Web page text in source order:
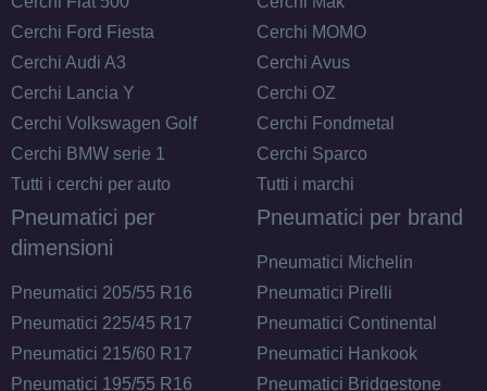
Cerchi Ford Fiesta
Cerchi Audi A3
Cerchi Lancia Y
Cerchi Volkswagen Golf
Cerchi BMW serie 1
Tutti i cerchi per auto
Cerchi MOMO
Cerchi Avus
Cerchi OZ
Cerchi Fondmetal
Cerchi Sparco
Tutti i marchi
Pneumatici per
dimensioni
Pneumatici 205/55 R16
Pneumatici 225/45 R17
Pneumatici 215/60 R17
Pneumatici 195/55 R16
Pneumatici per brand
Pneumatici Michelin
Pneumatici Pirelli
Pneumatici Continental
Pneumatici Hankook
Pneumatici Bridgestone